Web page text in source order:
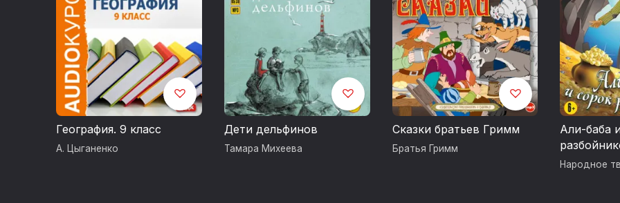
География. 9 класс
А. Цыганенко
Дети дельфинов
Тамара Михеева
Сказки братьев Гримм
Братья Гримм
Али-баба
Народное